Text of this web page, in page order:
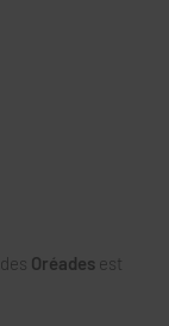
Oréades est